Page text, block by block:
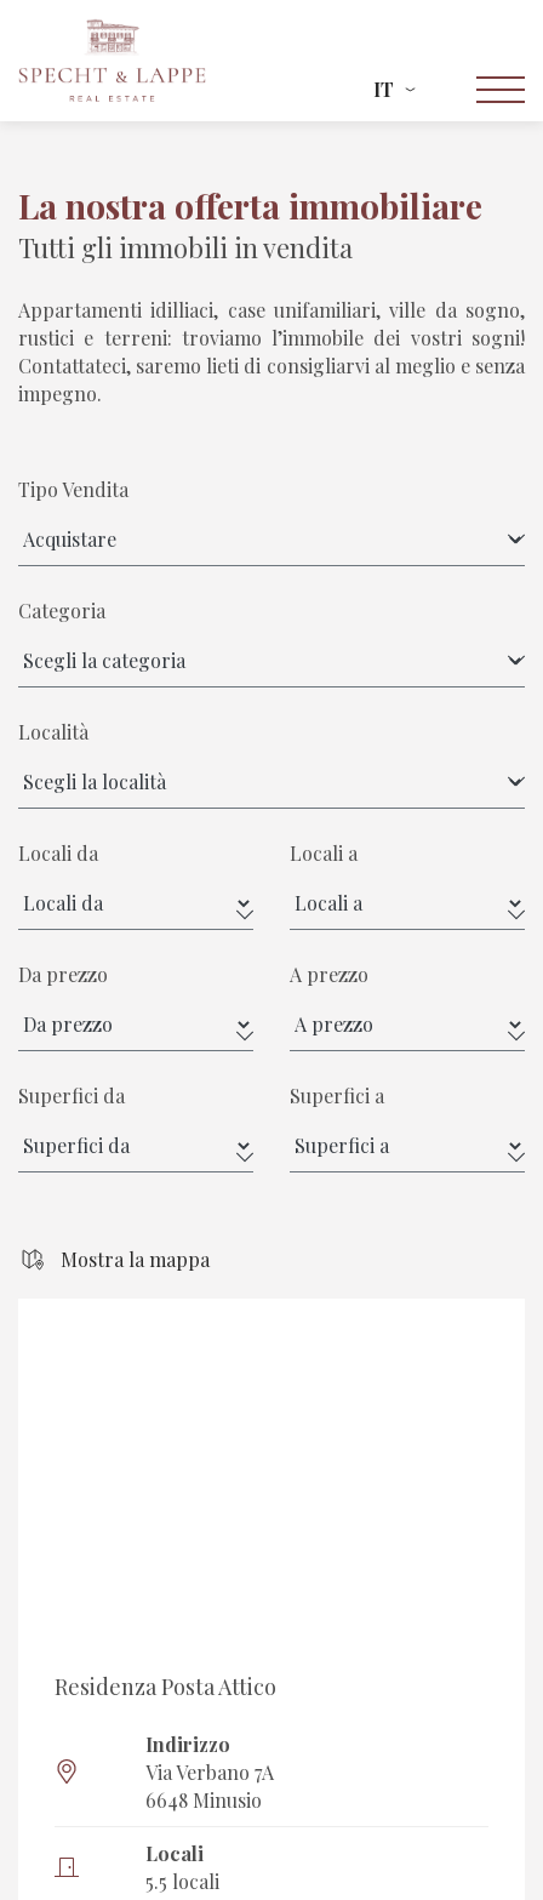
IT
La nostra offerta immobiliare
Tutti gli immobili in vendita
Appartamenti idilliaci, case unifamiliari, ville da sogno,
rustici e terreni: troviamo l’immobile dei vostri sogni!
Contattateci, saremo lieti di consigliarvi al meglio e senza
impegno.
Tipo Vendita
Categoria
Località
Locali da Locali a
Da prezzo A prezzo
Superfici da Superfici a
Mostra la mappa
Residenza Posta Attico
Indirizzo
Via Verbano 7A
6648 Minusio
Locali
5.5 locali